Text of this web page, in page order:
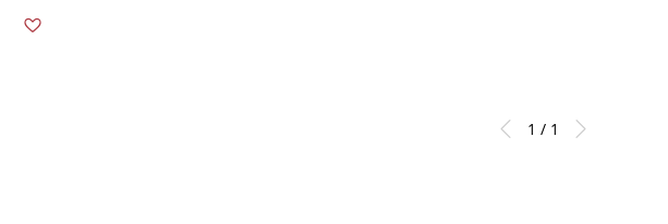
1 / 1